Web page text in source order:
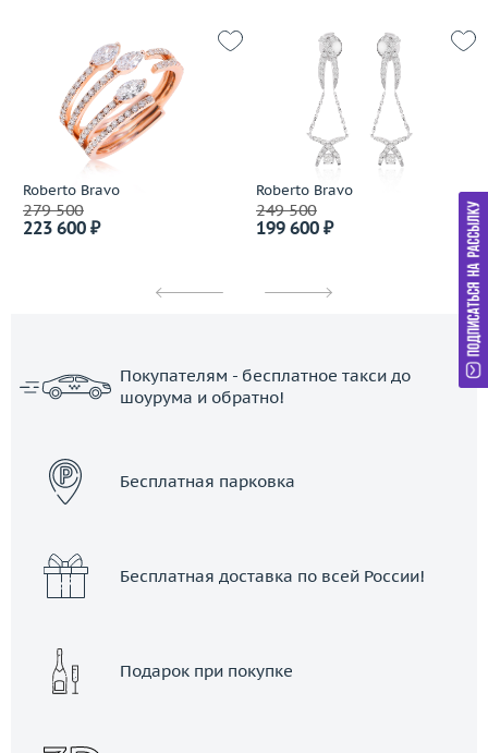
Roberto Bravo
279 500
223 600 ₽
Roberto Bravo
249 500
199 600 ₽
Покупателям - бесплатное такси до
шоурума и обратно!
Бесплатная парковка
Бесплатная доставка по всей России!
Подарок при покупке